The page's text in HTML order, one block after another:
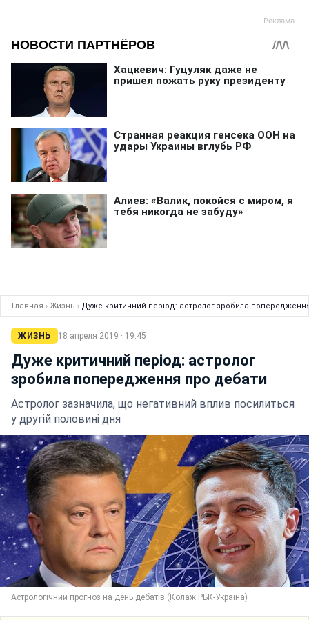
Главная › Жизнь › Дуже критичний період: астролог зробила
ЖИЗНЬ 18 апреля 2019 · 19:45
Дуже критичний період: астролог
зробила попередження про дебати
Астролог зазначила, що негативний вплив посилиться
у другій половині дня
Астрологічний прогноз на день дебатів (Колаж РБК-Україна)